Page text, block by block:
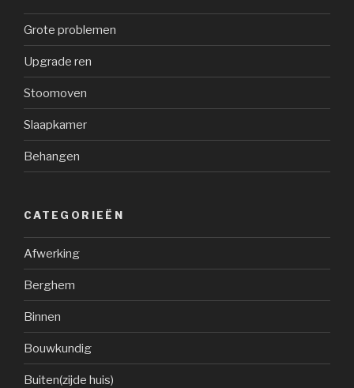
Grote problemen
Upgrade ren
Stoomoven
Slaapkamer
Behangen
CATEGORIEËN
Afwerking
Berghem
Binnen
Bouwkundig
Buiten(zijde huis)